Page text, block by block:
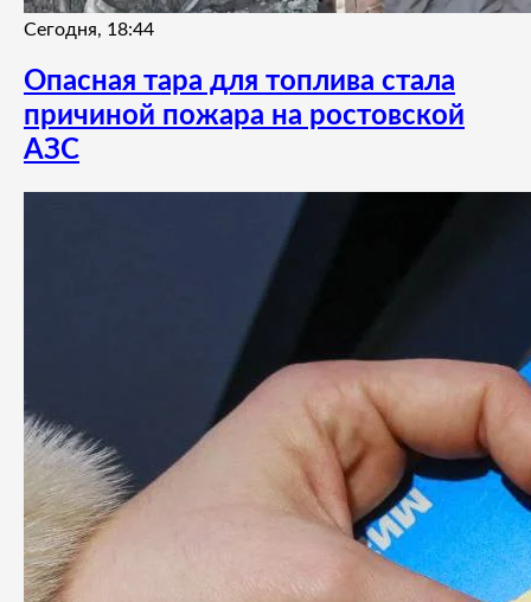
Сегодня, 18:44
Опасная тара для топлива стала
причиной пожара на ростовской
АЗС